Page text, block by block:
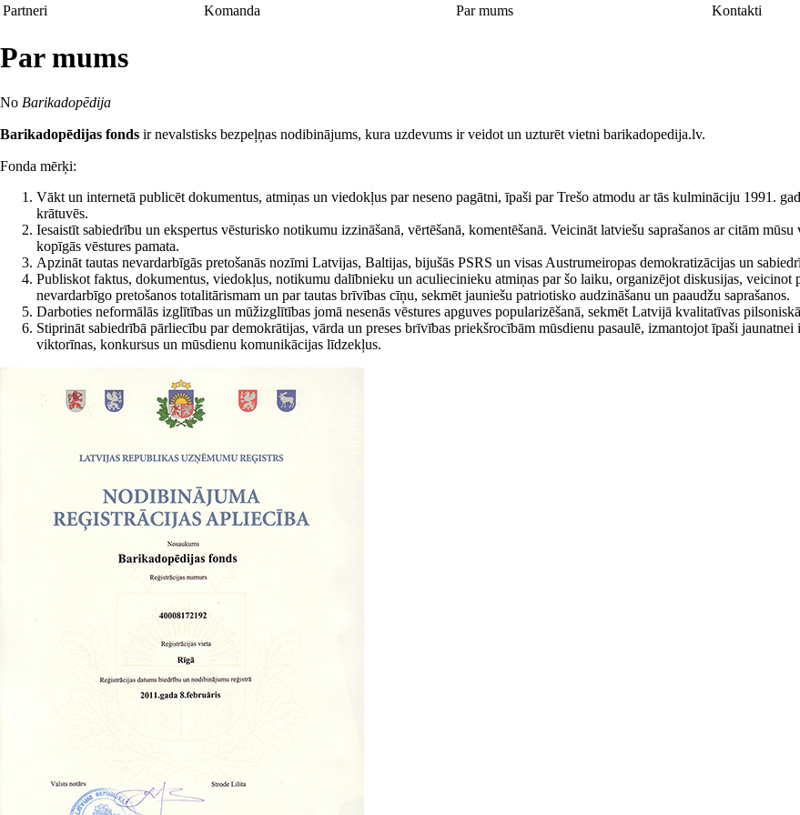
Partneri Komanda Par mums Kontakti
Par mums
No Barikadopēdija
Barikadopēdijas fonds ir nevalstisks bezpeļņas nodibinājums, kura uzdevums ir veidot un uzturēt vietni barikadopedija.lv.
Fonda mērķi:
Vākt un internetā publicēt dokumentus, atmiņas un viedokļus par neseno pagātni, īpaši par Trešo atmodu ar tās kulmināciju 1991.
krātuvēs.
Iesaistīt sabiedrību un ekspertus vēsturisko notikumu izzināšanā, vērtēšanā, komentēšanā. Veicināt latviešu saprašanos ar citām
kopīgās vēstures pamata.
Apzināt tautas nevardarbīgās pretošanās nozīmi Latvijas, Baltijas, bijušās PSRS un visas Austrumeiropas demokratizācijas un
Publiskot faktus, dokumentus, viedokļus, notikumu dalībnieku un aculiecinieku atmiņas par šo laiku, organizējot diskusijas,
nevardarbīgo pretošanos totalitārismam un par tautas brīvības cīņu, sekmēt jauniešu patriotisko audzināšanu un paaudžu saprašanos.
Darboties neformālās izglītības un mūžizglītības jomā nesenās vēstures apguves popularizēšanā, sekmēt Latvijā kvalitatīvas
Stiprināt sabiedrībā pārliecību par demokrātijas, vārda un preses brīvības priekšrocībām mūsdienu pasaulē, izmantojot īpaši
viktorīnas, konkursus un mūsdienu komunikācijas līdzekļus.